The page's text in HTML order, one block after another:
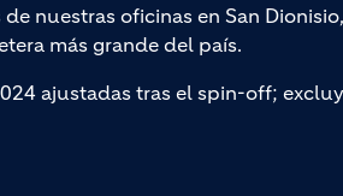
de nuestras oficinas en San
más grande del país.
ajustadas tras el spin-off;